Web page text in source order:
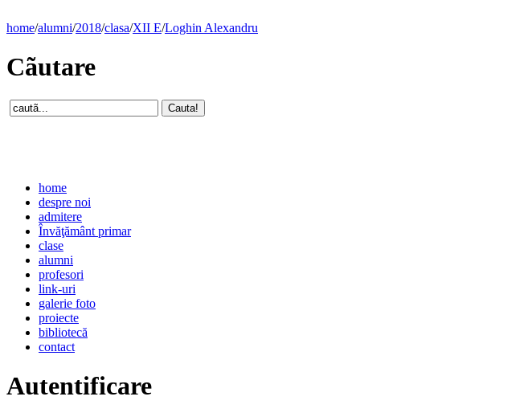
home/alumni/2018/clasa/XII E/Loghin Alexandru
Cãutare
home
despre noi
admitere
Învăţământ primar
clase
alumni
profesori
link-uri
galerie foto
proiecte
bibliotecă
contact
Autentificare